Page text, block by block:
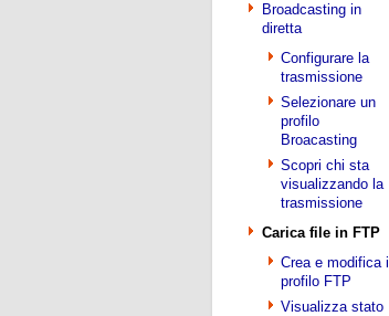
Broadcasting in
diretta
Configurare la
trasmissione
Selezionare un
profilo
Broacasting
Scopri chi sta
visualizzando la
trasmissione
Carica file in FTP
Crea e modifica il
profilo FTP
Visualizza stato